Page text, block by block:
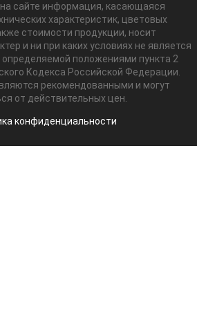
сайте информация, касающаяся
характеристик, цветовых
стоимости продукции, носит
и ни при каких условиях не является
положениями пункта 2
Кодекса Российской Федерации.
рекомендованными и могут
от действительных цен.
конфиденциальности